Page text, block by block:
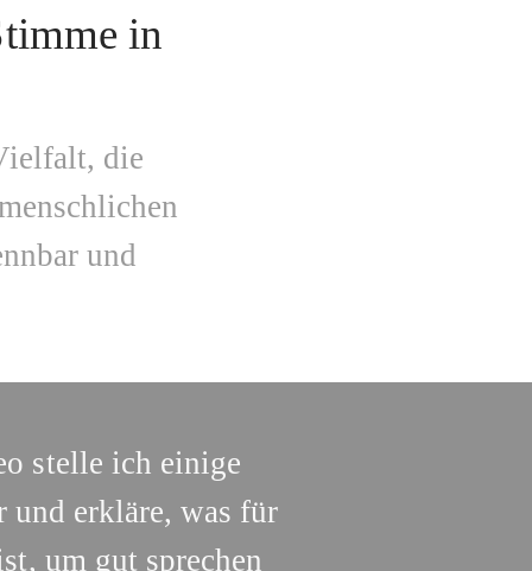
in
die
und
stelle ich einige
und erkläre, was für
um gut sprechen